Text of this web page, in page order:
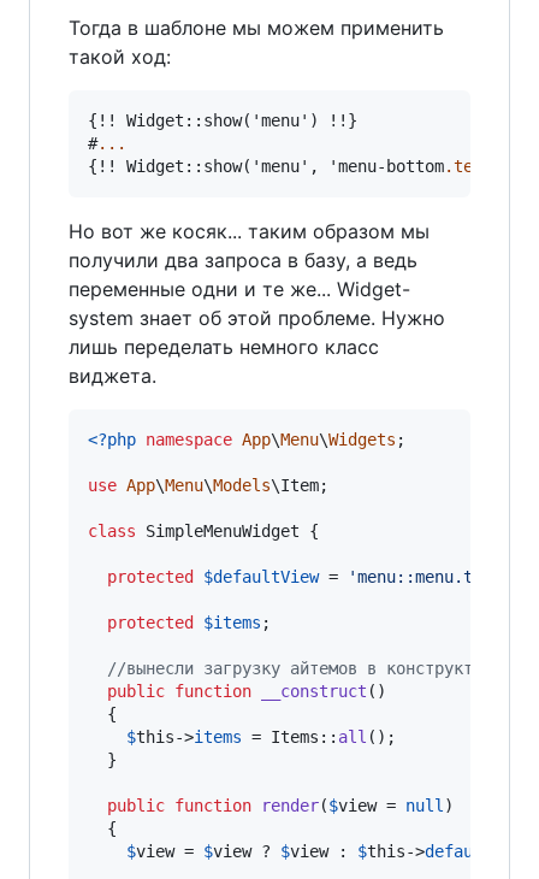
Тогда в шаблоне мы можем применить
такой ход:
{!! Widget::show('menu') !!}
#...
{!! Widget::show('menu', 'menu-bottom.template
Но вот же косяк... таким образом мы
получили два запроса в базу, а ведь
переменные одни и те же... Widget-
system знает об этой проблеме. Нужно
лишь переделать немного класс
виджета.
<?php namespace App\Menu\Widgets ;
use App\Menu\Models\Item;
class SimpleMenuWidget {
protected $defaultView = 'menu::menu.template
protected $items ;
//вынесли загрузку айтемов в конструктор
public function __construct ()
  {
$this->items = Items:: all ();
  }
public function render($view = null )
  {
$view = $view ? $view : $this->defaultView